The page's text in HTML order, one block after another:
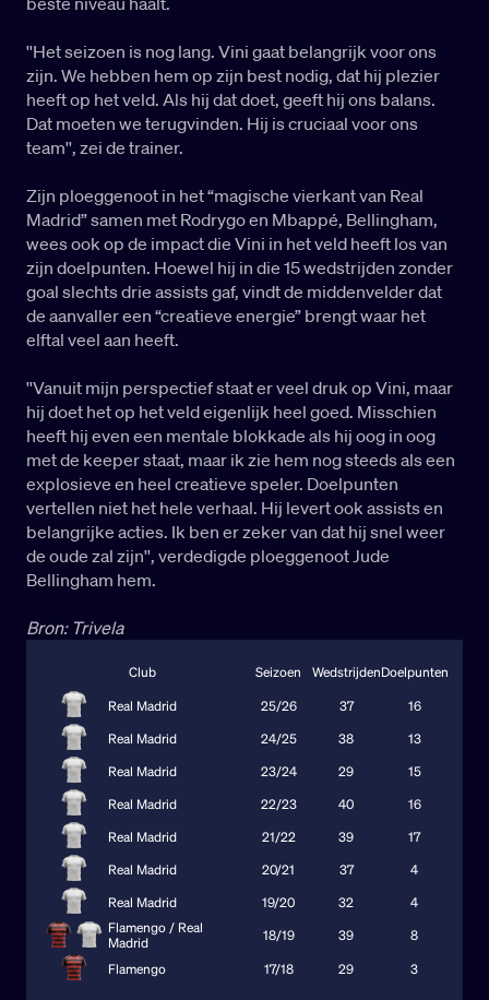
''Het seizoen is nog lang. Vini gaat belangrijk voor ons
zijn. We hebben hem op zijn best nodig, dat hij plezier
heeft op het veld. Als hij dat doet, geeft hij ons balans.
Dat moeten we terugvinden. Hij is cruciaal voor ons
team'', zei de trainer.
Zijn ploeggenoot in het “magische vierkant van Real
Madrid” samen met Rodrygo en Mbappé, Bellingham,
wees ook op de impact die Vini in het veld heeft los van
zijn doelpunten. Hoewel hij in die 15 wedstrijden zonder
goal slechts drie assists gaf, vindt de middenvelder dat
de aanvaller een “creatieve energie” brengt waar het
elftal veel aan heeft.
''Vanuit mijn perspectief staat er veel druk op Vini, maar
hij doet het op het veld eigenlijk heel goed. Misschien
heeft hij even een mentale blokkade als hij oog in oog
met de keeper staat, maar ik zie hem nog steeds als een
explosieve en heel creatieve speler. Doelpunten
vertellen niet het hele verhaal. Hij levert ook assists en
belangrijke acties. Ik ben er zeker van dat hij snel weer
de oude zal zijn'', verdedigde ploeggenoot Jude
Bellingham hem.
Bron: Trivela